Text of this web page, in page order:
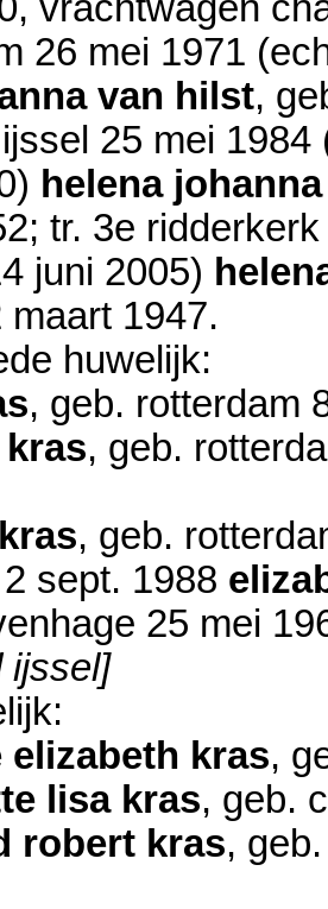
26 mei 1971
van hilst,
25 mei 1984
) helena
; tr. 3e
juni 2005)
maart 1947.
huwelijk:
, geb. rotterdam
, geb.
, geb.
2 sept. 1988
25 mei
ijssel]
elizabeth kras,
lisa kras, geb.
robert kras,